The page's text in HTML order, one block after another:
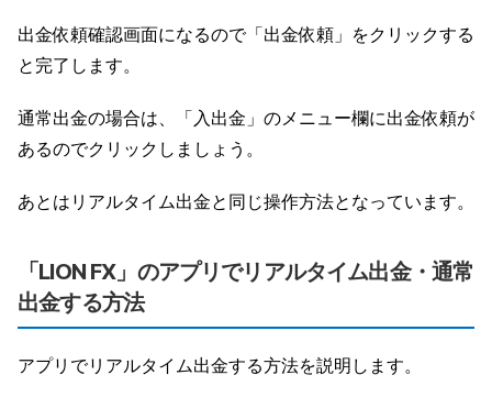
出金依頼確認画面になるので「出金依頼」をクリックする
と完了します。
通常出金の場合は、「入出金」のメニュー欄に出金依頼が
あるのでクリックしましょう。
あとはリアルタイム出金と同じ操作方法となっています。
「LION FX」のアプリでリアルタイム出金・通常
出金する方法
アプリでリアルタイム出金する方法を説明します。